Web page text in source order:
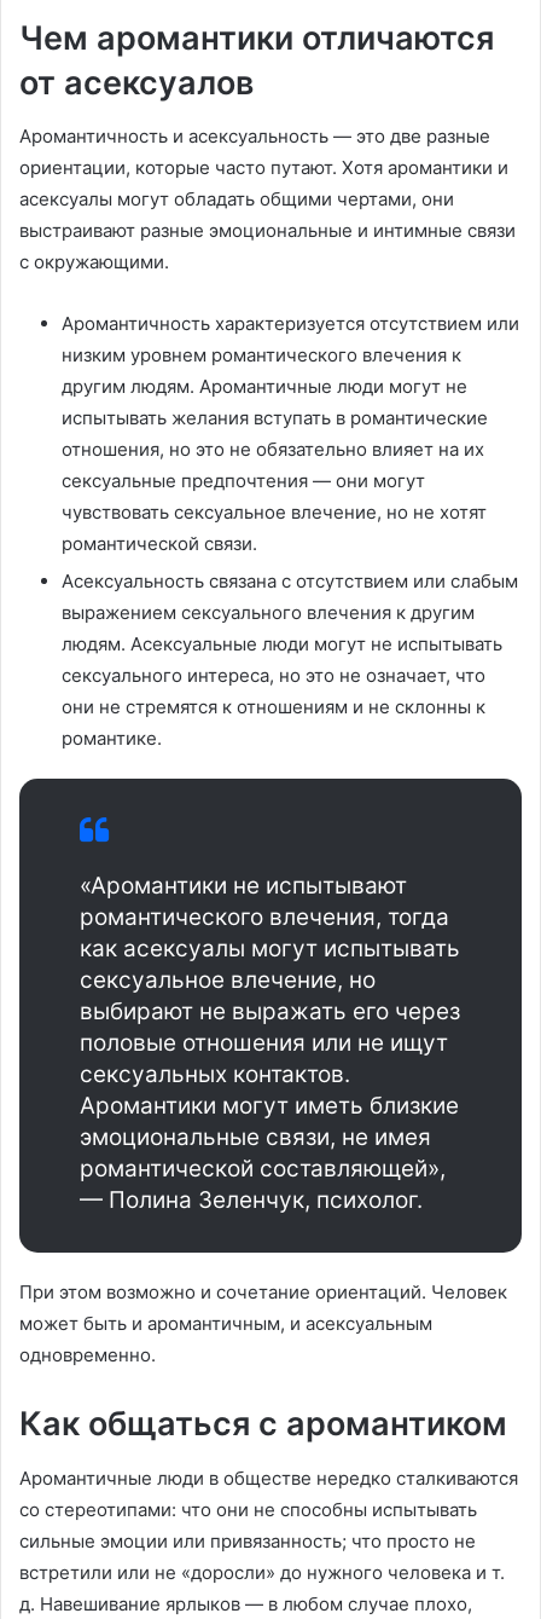
Чем аромантики отличаются
от асексуалов
Аромантичность и асексуальность — это две разные
ориентации, которые часто путают. Хотя аромантики и
асексуалы могут обладать общими чертами, они
выстраивают разные эмоциональные и интимные связи
с окружающими.
Аромантичность характеризуется отсутствием или
низким уровнем романтического влечения к
другим людям. Аромантичные люди могут не
испытывать желания вступать в романтические
отношения, но это не обязательно влияет на их
сексуальные предпочтения — они могут
чувствовать сексуальное влечение, но не хотят
романтической связи.
Асексуальность связана с отсутствием или слабым
выражением сексуального влечения к другим
людям. Асексуальные люди могут не испытывать
сексуального интереса, но это не означает, что
они не стремятся к отношениям и не склонны к
романтике.
«Аромантики не испытывают
романтического влечения, тогда
как асексуалы могут испытывать
сексуальное влечение, но
выбирают не выражать его через
половые отношения или не ищут
сексуальных контактов.
Аромантики могут иметь близкие
эмоциональные связи, не имея
романтической составляющей»,
— Полина Зеленчук, психолог.
При этом возможно и сочетание ориентаций. Человек
может быть и аромантичным, и асексуальным
одновременно.
Как общаться с аромантиком
Аромантичные люди в обществе нередко сталкиваются
со стереотипами: что они не способны испытывать
сильные эмоции или привязанность; что просто не
встретили или не «доросли» до нужного человека и т.
д. Навешивание ярлыков — в любом случае плохо,